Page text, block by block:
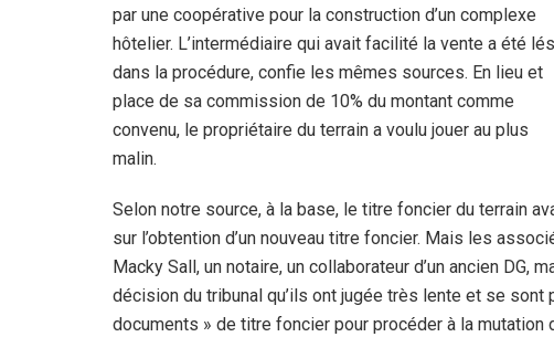
par une coopérative pour la construction d’un complexe
hôtelier. L’intermédiaire qui avait facilité la vente a été
dans la procédure, confie les mêmes sources. En lieu et
place de sa commission de 10% du montant comme
convenu, le propriétaire du terrain a voulu jouer au plus
malin.
Selon notre source, à la base, le titre foncier du terrain
sur l’obtention d’un nouveau titre foncier. Mais les
Macky Sall, un notaire, un collaborateur d’un ancien DG,
décision du tribunal qu’ils ont jugée très lente et se
documents » de titre foncier pour procéder à la mutation